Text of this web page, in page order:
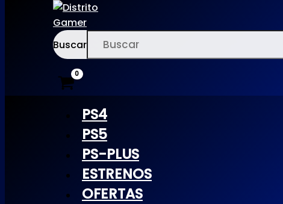
Buscar
PS4
PS5
PS-PLUS
ESTRENOS
OFERTAS
/ Productos etiquetados “gran turismo”
gran turismo